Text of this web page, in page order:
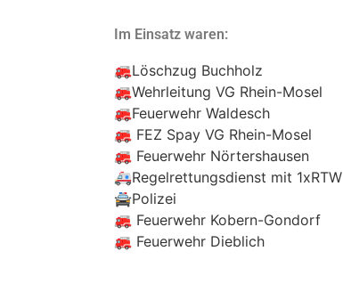
Im Einsatz waren:
🚒Löschzug Buchholz
🚒Wehrleitung VG Rhein-Mosel
🚒Feuerwehr Waldesch
🚒 FEZ Spay VG Rhein-Mosel
🚒 Feuerwehr Nörtershausen
🚑Regelrettungsdienst mit 1xRTW
🚔Polizei
🚒 Feuerwehr Kobern-Gondorf
🚒 Feuerwehr Dieblich